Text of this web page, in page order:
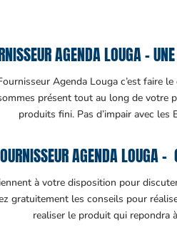
AGENDA LOUGA –
Agenda Louga c’est faire
présent tout au long de votre
produits fini. Pas d’impair avec les
AGENDA LOUGA –
à votre disposition pour
gratuitement les conseils pour
realiser le produit qui repondra